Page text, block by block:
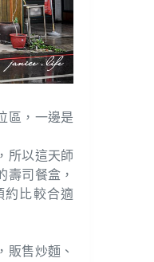
區，一邊是
所以這天師
壽司餐盒，
約比較合適
販售炒麵、